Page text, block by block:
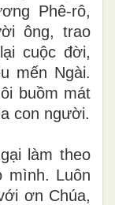
ng Phê-rô,
i ông, trao
ại cuộcđời,
u mến Ngài.
ôi buồm mát
a con người.
ại làm theo
mình. Luôn
ới ơn Chúa,